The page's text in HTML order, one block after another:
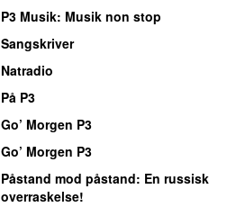
P3 Musik: Musik non stop
Sangskriver
Natradio
På P3
Go’ Morgen P3
Go’ Morgen P3
Påstand mod påstand: En russisk
overraskelse!